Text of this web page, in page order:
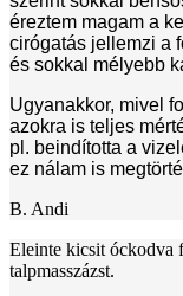
éreztem magam a
cirógatás jellemzi a
és sokkal mélyebb
Ugyanakkor, mivel
azokra is teljes
pl. beindította a
ez nálam is
B. Andi
Eleinte kicsit óckodva
talpmasszázst.